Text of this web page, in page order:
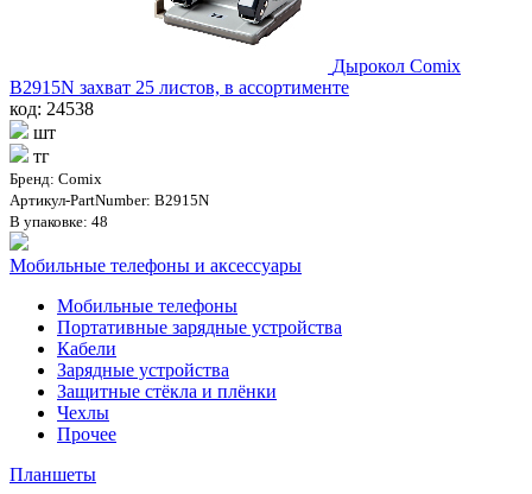
Дырокол Comix
B2915N захват 25 листов, в ассортименте
код: 24538
шт
тг
Бренд: Comix
Артикул-PartNumber: B2915N
В упаковке: 48
Мобильные телефоны и аксессуары
Мобильные телефоны
Портативные зарядные устройства
Кабели
Зарядные устройства
Защитные стёкла и плёнки
Чехлы
Прочее
Планшеты